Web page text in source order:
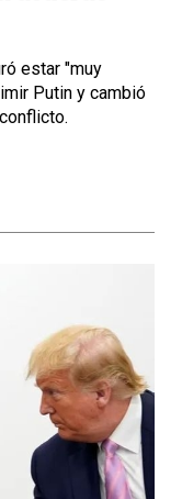
estar "muy
Putin y cambió